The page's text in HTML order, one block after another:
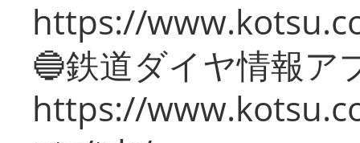
https://
🔵鉄道ダイヤ情報ア
https://